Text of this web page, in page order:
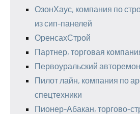
ОзонХаус, компания по
из сип-панелей
ОренсахСтрой
Партнер, торговая
Первоуральский
Пилот лайн, компания по
спецтехники
Пионер-Абакан, торгово-